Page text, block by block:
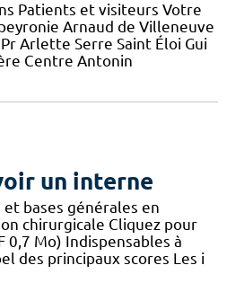
Patients et visiteurs Votre
Arnaud de Villeneuve
Arlette Serre Saint Éloi Gui
Centre Antonin
un interne
bases générales en
chirurgicale Cliquez pour
0,7 Mo) Indispensables à
des principaux scores Les i